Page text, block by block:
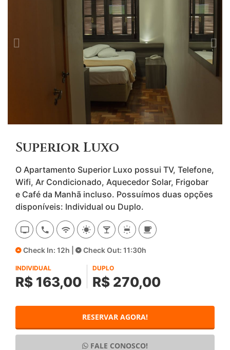
Superior Luxo
O Apartamento Superior Luxo possui TV, Telefone,
Wifi, Ar Condicionado, Aquecedor Solar, Frigobar
e Café da Manhã incluso. Possuímos duas opções
disponíveis: Individual ou Duplo.
Check In: 12h | Check Out: 11:30h
INDIVIDUAL
R$ 163,00
DUPLO
R$ 270,00
RESERVAR AGORA!
FALE CONOSCO!